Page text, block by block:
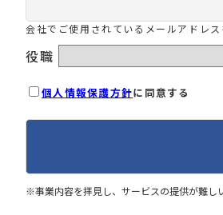
会社でご使用されているメールアドレ
役職
個人情報保護方針に同意する
※事業内容を拝見し、サービスの提供が難し